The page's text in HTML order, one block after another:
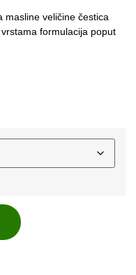
masline veličine čestica
formulacija poput